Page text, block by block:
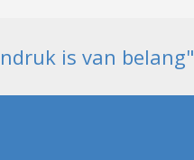
is van belang"